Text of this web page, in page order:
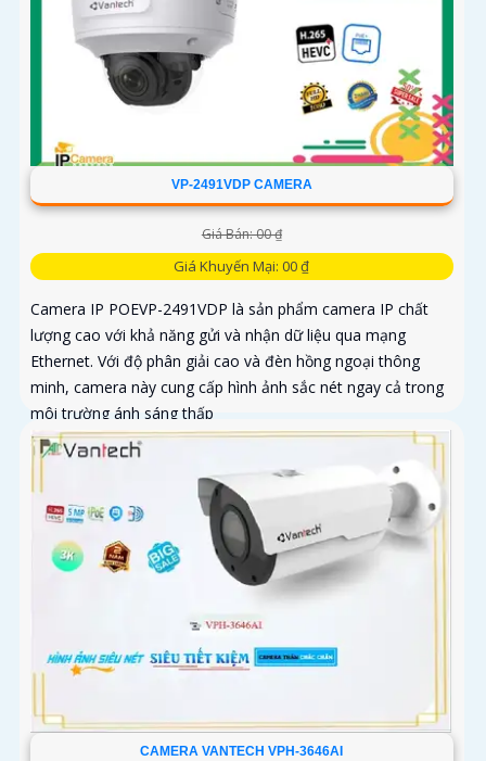
VP-2491VDP CAMERA
Giá Bán: 00 ₫
Giá Khuyến Mại: 00 ₫
Camera IP POEVP-2491VDP là sản phẩm camera IP chất
lượng cao với khả năng gửi và nhận dữ liệu qua mạng
Ethernet. Với độ phân giải cao và đèn hồng ngoại thông
minh, camera này cung cấp hình ảnh sắc nét ngay cả trong
môi trường ánh sáng thấp
CAMERA VANTECH VPH-3646AI